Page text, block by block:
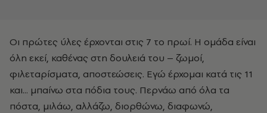
Οι πρώτες ύλες έρχονται στις 7 το πρωί. Η ομάδα είναι
όλη εκεί, καθένας στη δουλειά του – ζωμοί,
φιλεταρίσματα, αποστεώσεις. Εγώ έρχομαι κατά τις 11
και... μπαίνω στα πόδια τους. Περνάω από όλα τα
πόστα, μιλάω, αλλάζω, διορθώνω, διαφωνώ,